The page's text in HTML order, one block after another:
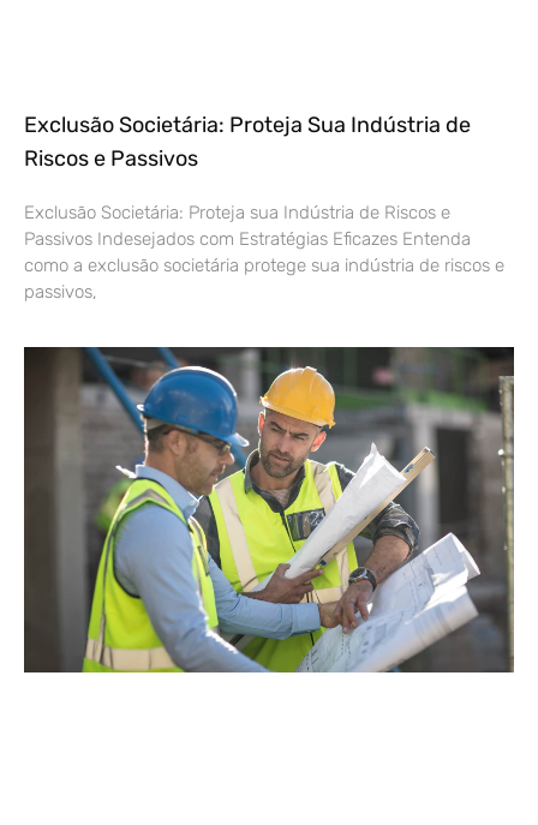
Exclusão Societária: Proteja Sua Indústria de
Riscos e Passivos
Exclusão Societária: Proteja sua Indústria de Riscos e
Passivos Indesejados com Estratégias Eficazes Entenda
como a exclusão societária protege sua indústria de riscos e
passivos,